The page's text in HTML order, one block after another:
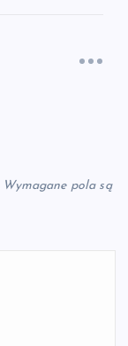
Wymagane pola są